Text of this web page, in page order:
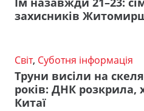
захисників
Світ, Суботня інформація
Труни висіли на
років: ДНК розкрила,
Китаї